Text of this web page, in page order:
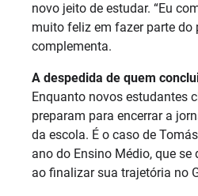
novo jeito de estudar. “Eu
muito feliz em fazer parte do
complementa.
A despedida de quem
Enquanto novos estudantes
preparam para encerrar a
da escola. É o caso de
ano do Ensino Médio, que se
ao finalizar sua trajetória no